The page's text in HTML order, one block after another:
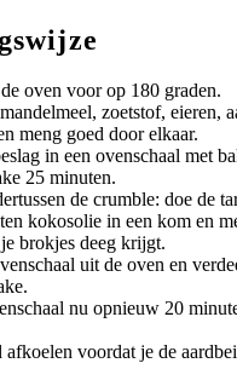
oven voor op 180 graden.
zoetstof, eieren,
meng goed door elkaar.
in een ovenschaal met
25 minuten.
de crumble: doe de
kokosolie in een kom en
brokjes deeg krijgt.
uit de oven en
nu opnieuw 20
afkoelen voordat je de